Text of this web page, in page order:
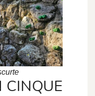
CINQUE